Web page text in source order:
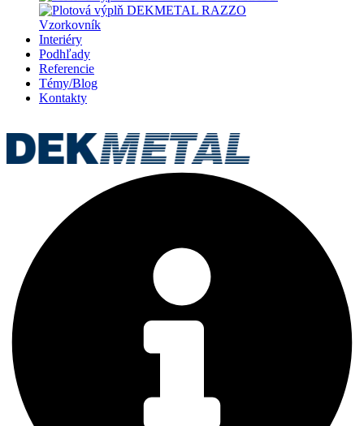
Vzorkovník
Interiéry
Podhľady
Referencie
Témy/Blog
Kontakty